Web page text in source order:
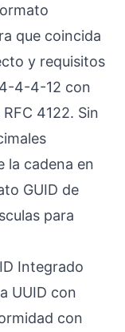
que coincida
y requisitos
4-4-12 con
4122. Sin
la cadena en
GUID de
para
Integrado
UUID con
con